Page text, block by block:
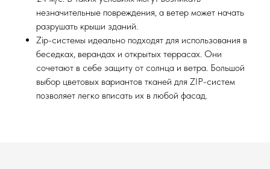
незначительные повреждения, а ветер может начать
разрушать крыши зданий.
Zip-системы идеально подходят для использования в
беседках, верандах и открытых террасах. Они
сочетают в себе защиту от солнца и ветра. Большой
выбор цветовых вариантов тканей для ZIP-систем
позволяет легко вписать их в любой фасад.